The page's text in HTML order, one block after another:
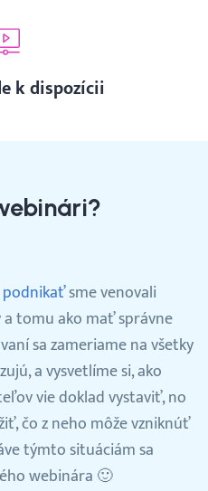
k dispozícii
podnikaťsme venovali
tomu ako mať správne
sa zameriame na všetky
a vysvetlíme si, ako
vie doklad vystaviť, no
čo z neho môže vzniknúť
týmto situáciám sa
webinára 🙂